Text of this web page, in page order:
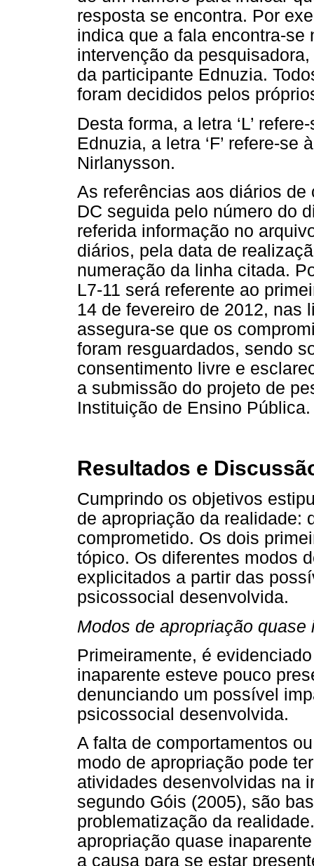
resposta se encontra. Por
indica que a fala encontra-se
intervenção da
da participante Ednuzia.
foram decididos pelos
Desta forma, a letra ‘L’
Ednuzia, a letra ‘F’ refere-se
Nirlanysson.
As referências aos diários
DC seguida pelo número do
referida informação no
diários, pela data de
numeração da linha citada.
L7-11 será referente ao
14 de fevereiro de 2012, nas
assegura-se que os
foram resguardados, sendo
consentimento livre e
a submissão do projeto de
Instituição de Ensino Pública.
Resultados e
Cumprindo os objetivos
de apropriação da realidade:
comprometido. Os dois
tópico. Os diferentes modos
explicitados a partir das
psicossocial desenvolvida.
Modos de apropriação quase
Primeiramente, é
inaparente esteve pouco
denunciando um possível
psicossocial desenvolvida.
A falta de comportamentos
modo de apropriação pode
atividades desenvolvidas na
segundo Góis (2005), são
problematização da
apropriação quase
a causa para se estar